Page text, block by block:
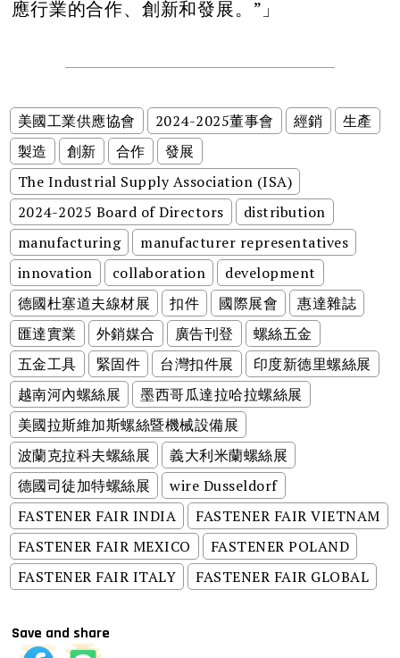
應行業的合作、創新和發展。”」
美國工業供應協會 2024-2025董事會 經銷
生產
製造
創新 合作
發展
The Industrial Supply Association (ISA)
2024-2025 Board of Directors
distribution
manufacturing
manufacturer representatives
innovation
collaboration
development
德國杜塞道夫線材展
扣件 國際展會
惠達雜誌
匯達實業
外銷媒合 廣告刊登
螺絲五金
五金工具
緊固件 台灣扣件展
印度新德里螺絲展
越南河內螺絲展
墨西哥瓜達拉哈拉螺絲展
美國拉斯維加斯螺絲暨機械設備展
波蘭克拉科夫螺絲展
義大利米蘭螺絲展
德國司徒加特螺絲展
wire Dusseldorf
FASTENER FAIR INDIA
FASTENER FAIR VIETNAM
FASTENER FAIR MEXICO
FASTENER POLAND
FASTENER FAIR ITALY
FASTENER FAIR GLOBAL
Save and share